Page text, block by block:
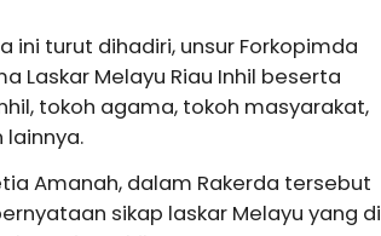
ini turut dihadiri, unsur Forkopimda
Laskar Melayu Riau Inhil beserta
tokoh agama, tokoh masyarakat,
Amanah, dalam Rakerda tersebut
sikap laskar Melayu yang di